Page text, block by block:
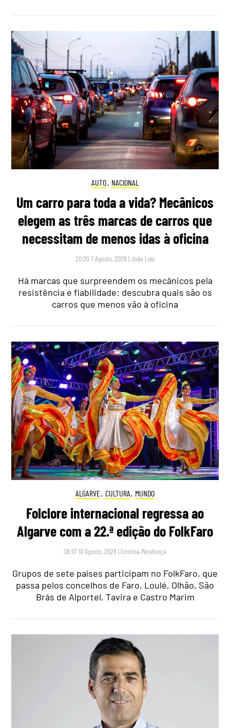
AUTO, NACIONAL
Um carro para toda a vida? Mecânicos
elegem as três marcas de carros que
necessitam de menos idas à oficina
20:20 7 Agosto, 2026 |João Luís
Há marcas que surpreendem os mecânicos pela
resistência e fiabilidade: descubra quais são os
carros que menos vão à oficina
ALGARVE, CULTURA, MUNDO
Folclore internacional regressa ao
Algarve com a 22.ª edição do FolkFaro
08:10 10 Agosto, 2026 | Cristina Mendonça
Grupos de sete países participam no FolkFaro, que
passa pelos concelhos de Faro, Loulé, Olhão, São
Brás de Alportel, Tavira e Castro Marim